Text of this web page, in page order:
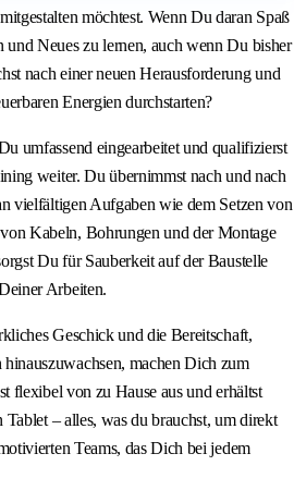
möchtest. Wenn Du daran Spaß
Neues zu lernen, auch wenn Du bisher
nach einer neuen Herausforderung und
Energien durchstarten?
umfassend eingearbeitet und qualifizierst
weiter. Du übernimmst nach und nach
vielfältigen Aufgaben wie dem Setzen von
Kabeln, Bohrungen und der Montage
Du für Sauberkeit auf der Baustelle
Arbeiten.
Geschick und die Bereitschaft,
machen Dich zum
flexibel von zu Hause aus und erhältst
– alles, was du brauchst, um direkt
Teams, das Dich bei jedem